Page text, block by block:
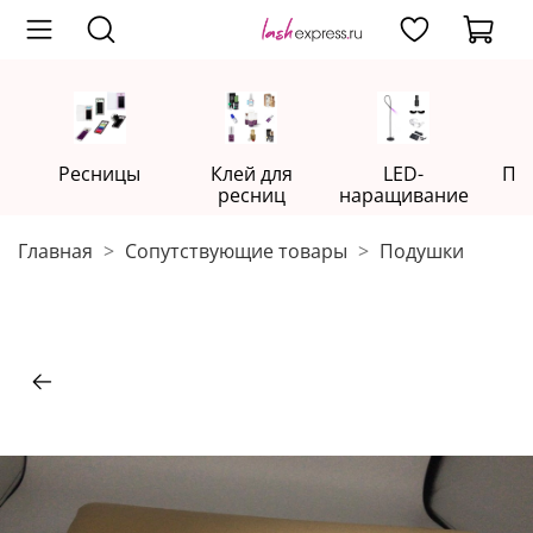
Ресницы
Клей для
ресниц
LED-
наращивание
Главная Сопутствующие товары Подушки